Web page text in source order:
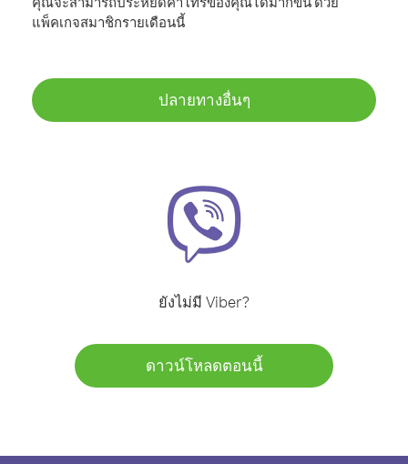
แพ็คเกจสมาชิกรายเดือนนี้
ปลายทางอื่นๆ
ยังไม่มี Viber?
ดาวน์โหลดตอนนี้